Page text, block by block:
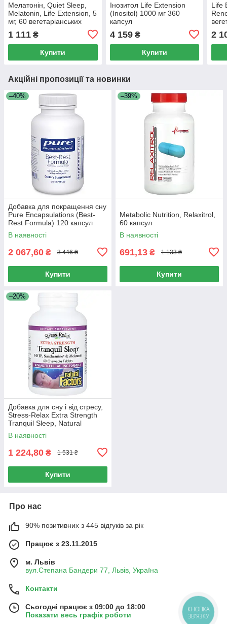
Мелатонін, Quiet Sleep,
Melatonin, Life Extension, 5
мг, 60 вегетаріанських
1 111 ₴
Купити
Інозитол Life Extension
(Inositol) 1000 мг 360
капсул
4 159₴
Купити
Life
2
Акційні пропозиції та новинки
–40%
Добавка для покращення сну
Pure Encapsulations (Best-
Rest Formula) 120 капсул
В наявності
2 067,60 ₴ 3 446 ₴
Купити
–39%
Metabolic Nutrition, Relaxitrol,
60 капсул
В наявності
691,13 ₴ 1 133 ₴
Купити
–20%
Добавка для сну і від стресу,
Stress-Relax Extra Strength
Tranquil Sleep, Natural
Factors, 60 жувальних
таблеток
В наявності
1 224,80 ₴ 1 531 ₴
Купити
Про нас
90% позитивних з 445 відгуків за рік
Працює з 23.11.2015
м. Львів
вул.Степана Бандери 77, Львів, Україна
Контакти
Сьогодні працює з 09:00 до 18:00
Показати весь графік роботи
КНОПКА
ЗВ'ЯЗКУ